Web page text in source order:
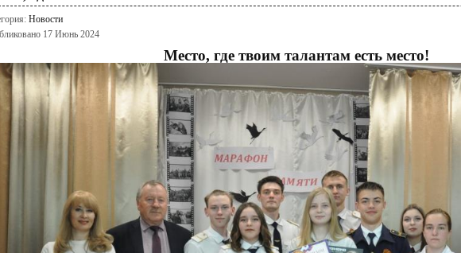
Новости
17 Июнь 2024
Место, где твоим талантам есть место!